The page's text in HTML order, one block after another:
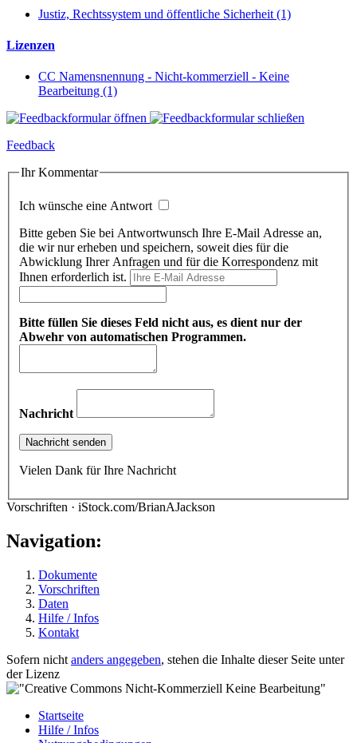
Justiz, Rechtssystem und öffentliche Sicherheit (1)
Lizenzen
CC Namensnennung - Nicht-kommerziell - Keine
Bearbeitung (1)
Feedback
Ihr Kommentar
Ich wünsche eine Antwort
Bitte geben Sie bei Antwortwunsch Ihre E-Mail Adresse an,
die wir nur erheben und speichern, soweit dies für die
Abwicklung Ihrer Anfragen und für die Korrespondenz mit
Ihnen erforderlich ist.
Bitte füllen Sie dieses Feld nicht aus, es dient nur der
Abwehr von automatischen Programmen.
Nachricht
Vielen Dank für Ihre Nachricht
Vorschriften · iStock.com/BrianAJackson
Navigation:
Dokumente
Vorschriften
Daten
Hilfe / Infos
Kontakt
Sofern nicht anders angegeben, stehen die Inhalte dieser Seite unter
der Lizenz
Startseite
Hilfe / Infos